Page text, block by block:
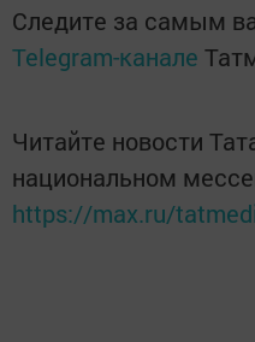
Следите за самым
Telegram-канале
Читайте новости
национальном
https://max.ru/